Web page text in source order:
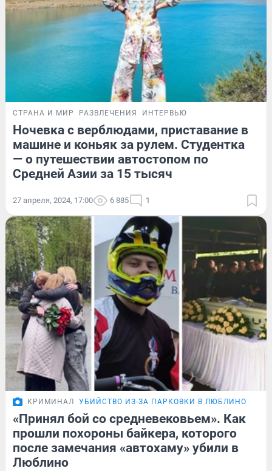
СТРАНА И МИР РАЗВЛЕЧЕНИЯ ИНТЕРВЬЮ
Ночевка с верблюдами, приставание в
машине и коньяк за рулем. Студентка
— о путешествии автостопом по
Средней Азии за 15 тысяч
27 апреля, 2024, 17:00 6 885 1
КРИМИНАЛ УБИЙСТВО ИЗ-ЗА ПАРКОВКИ В ЛЮБЛИНО
«Принял бой со средневековьем». Как
прошли похороны байкера, которого
после замечания «автохаму» убили в
Люблино